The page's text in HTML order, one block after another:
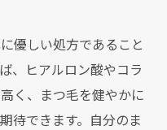
優しい処方であること
、ヒアルロン酸やコラ
く、まつ毛を健やかに
待できます。自分のま